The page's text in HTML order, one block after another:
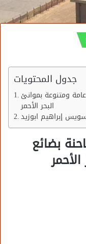
جدول المحتويات
بضائع عامة ومتنوعة بموانئ
البحر الأحمر
إبراهيم ابوزيد
ألف طن و672 شاحنة بضائع